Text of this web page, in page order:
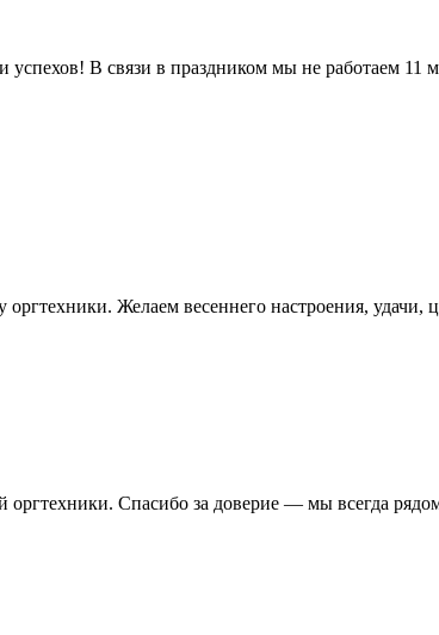
В связи в праздником мы не работаем 11
Желаем весеннего настроения, удачи,
Спасибо за доверие — мы всегда